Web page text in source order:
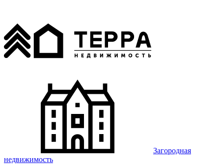
Загородная
недвижимость